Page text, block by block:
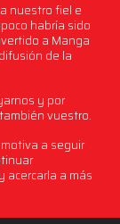
nuestro fiel e
habría sido
a Manga
de la
y por
vuestro.
a seguir
acercarla a más